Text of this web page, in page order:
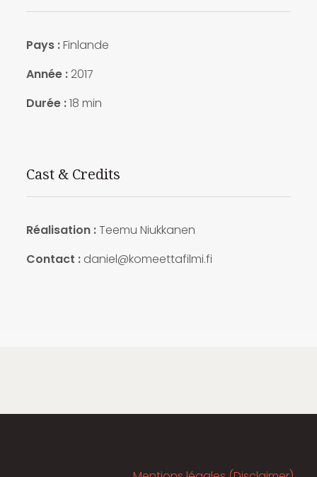
Pays :Finlande
Année : 2017
Durée :18 min
Cast & Credits
Réalisation :Teemu Niukkanen
Contact :daniel@komeettafilmi.fi